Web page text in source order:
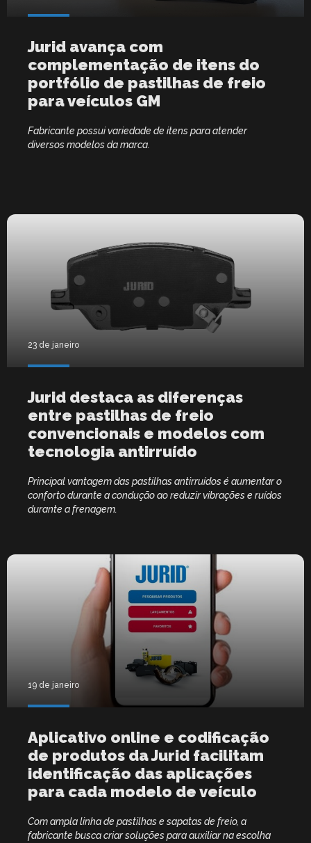
Jurid avança com
complementação de itens do
portfólio de pastilhas de freio
para veículos GM
Fabricante possui variedade de itens para atender
diversos modelos da marca.
23 de janeiro
Jurid destaca as diferenças
entre pastilhas de freio
convencionais e modelos com
tecnologia antirruído
Principal vantagem das pastilhas antirruídos é aumentar o
conforto durante a condução ao reduzir vibrações e ruídos
durante a frenagem.
19 de janeiro
Aplicativo online e codificação
de produtos da Jurid facilitam
identificação das aplicações
para cada modelo de veículo
Com ampla linha de pastilhas e sapatas de freio, a
fabricante busca criar soluções para auxiliar na escolha